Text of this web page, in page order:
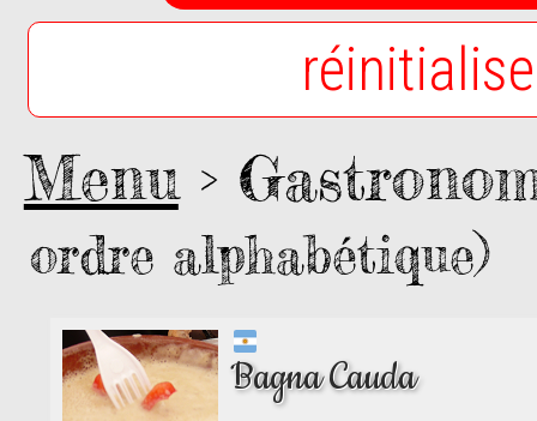
Menu>
ordre alphabétique)
Bagna Cauda